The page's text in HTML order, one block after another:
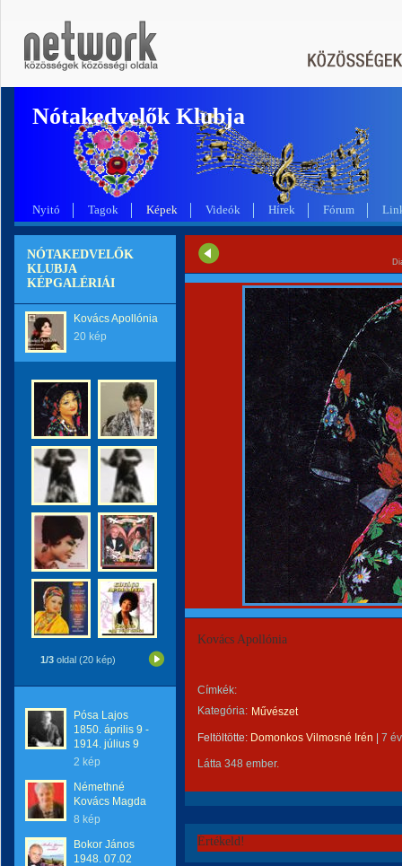
Nótakedvelők Klubja
Nyitó Tagok Képek Videók Hírek Fórum
NÓTAKEDVELŐK
KLUBJA
KÉPGALÉRIÁI
Kovács Apollónia
20 kép
1/3 oldal (20 kép)
Pósa Lajos
1850. április 9 -
1914. július 9
2 kép
Némethné
Kovács Magda
8 kép
Bokor János
1948. 07.02
Kovács Apollónia
Címkék:
Kategória: Művészet
Feltöltötte: Domonkos Vilmosné Irén 7
Látta 348 ember.
Értékeld!